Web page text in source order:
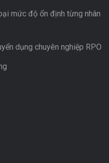
mức độ ổn định từng nhân
dụng chuyên nghiệp RPO